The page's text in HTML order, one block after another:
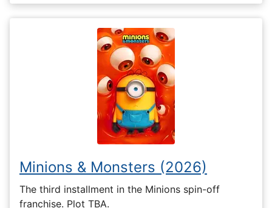
Minions & Monsters (2026)
The third installment in the Minions spin-off
franchise. Plot TBA.